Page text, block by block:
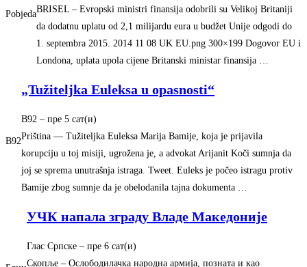
PobjedaBRISEL – Evropski ministri finansija odobrili su Velikoj Britaniji
da dodatnu uplatu od 2,1 milijardu eura u budžet Unije odgodi do
1. septembra 2015. 2014 11 08 UK EU.png 300×199 Dogovor EU i
Londona, uplata upola cijene Britanski ministar finansija …
B92
„Tužiteljka Euleksa u opasnosti“
B92 – ‎пре 5 сат(и)‎
Priština — Tužiteljka Euleksa Marija Bamije, koja je prijavila
korupciju u toj misiji, ugrožena je, a advokat Arijanit Koči sumnja da
joj se sprema unutrašnja istraga. Tweet. Euleks je počeo istragu protiv
Bamije zbog sumnje da je obelodanila tajna dokumenta …
УЧК напала зграду Владе Македоније
Глас Српске – ‎пре 6 сат(и)‎
Скопље – Ослободилачка народна армија, позната и као